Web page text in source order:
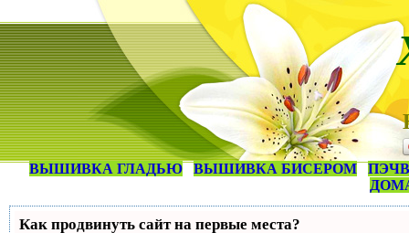
ВЫШИВКА ГЛАДЬЮ ВЫШИВКА БИСЕРОМ
Как продвинуть сайт на первые места?